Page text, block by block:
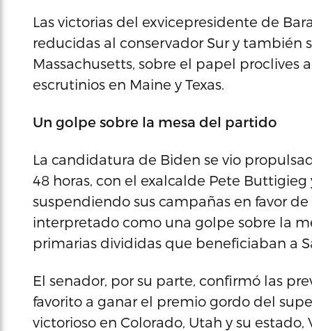
Las victorias del exvicepresidente de
reducidas al conservador Sur y también
Massachusetts, sobre el papel proclives
escrutinios en Maine y Texas.
Un golpe sobre la mesa del partido
La candidatura de Biden se vio
48 horas, con el exalcalde Pete
suspendiendo sus campañas en favor
interpretado como una golpe sobre la
primarias divididas que beneficiaban a
El senador, por su parte, confirmó las
favorito a ganar el premio gordo del
victorioso en Colorado, Utah y su estado,